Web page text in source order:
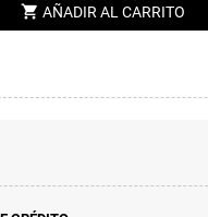
shopping_cart AÑADIR AL CARRITO